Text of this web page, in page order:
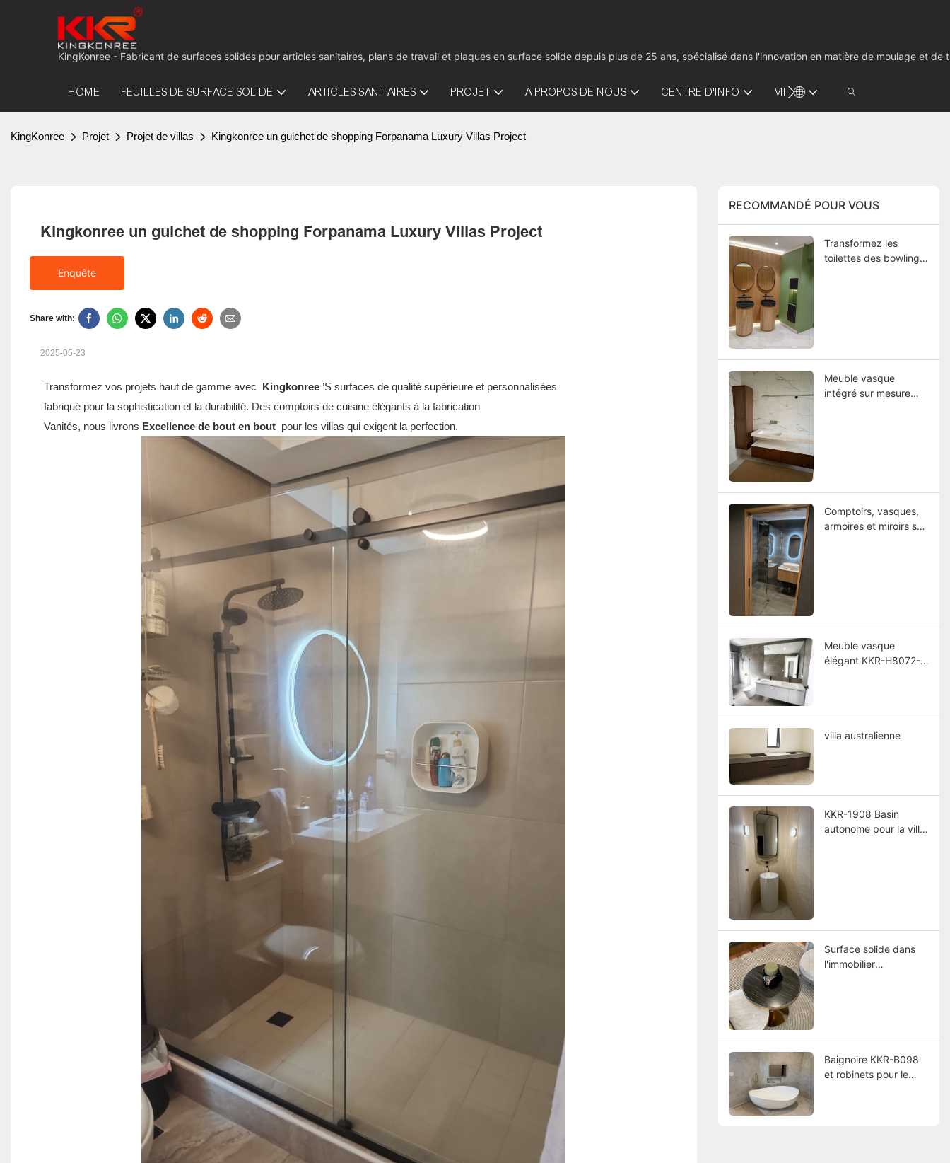
KingKonree - Fabricant de surfaces solides pour articles sanitaires, plans de travail et plaques en surface solide depuis plus de 25 ans, spécialisé dans l'innovation en matière de moulage et de
HOME FEUILLES DE SURFACE SOLIDE ARTICLES SANITAIRES PROJET À PROPOS DE NOUS CENTRE D'INFO VIDÉO CONTACTEZ-NOUS
KingKonree Projet Projet de villas Kingkonree un guichet de shopping Forpanama Luxury Villas Project
Kingkonree un guichet de shopping Forpanama Luxury Villas Project
Enquête
Share with:
2025-05-23
Transformez vos projets haut de gamme avec Kingkonree ’S surfaces de qualité supérieure et personnalisées
fabriqué pour la sophistication et la durabilité. Des comptoirs de cuisine élégants à la fabrication
Vanités, nous livrons Excellence de bout en bout pour les villas qui exigent la perfection.
RECOMMANDÉ POUR VOUS
Transformez les
toilettes des bowlings
Meuble vasque
intégré sur mesure
Comptoirs, vasques,
armoires et miroirs sur
Meuble vasque
élégant KKR-H8072-
villa australienne
KKR-1908 Basin
autonome pour la villa
Surface solide dans
l'immobilier
Baignoire KKR-B098
et robinets pour le